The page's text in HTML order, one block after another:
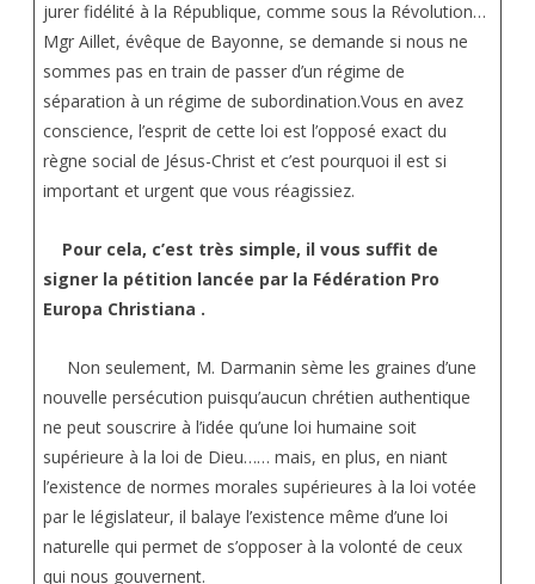
jurer fidélité à la République, comme sous la Révolution…
Mgr Aillet, évêque de Bayonne, se demande si nous ne
sommes pas en train de passer d’un régime de
séparation à un régime de subordination.Vous en avez
conscience, l’esprit de cette loi est l’opposé exact du
règne social de Jésus-Christ et c’est pourquoi il est si
important et urgent que vous réagissiez.
Pour cela, c’est très simple, il vous suffit de
signer la pétition lancée par la Fédération Pro
Europa Christiana .
Non seulement, M. Darmanin sème les graines d’une
nouvelle persécution puisqu’aucun chrétien authentique
ne peut souscrire à l’idée qu’une loi humaine soit
supérieure à la loi de Dieu…… mais, en plus, en niant
l’existence de normes morales supérieures à la loi votée
par le législateur, il balaye l’existence même d’une loi
naturelle qui permet de s’opposer à la volonté de ceux
qui nous gouvernent.